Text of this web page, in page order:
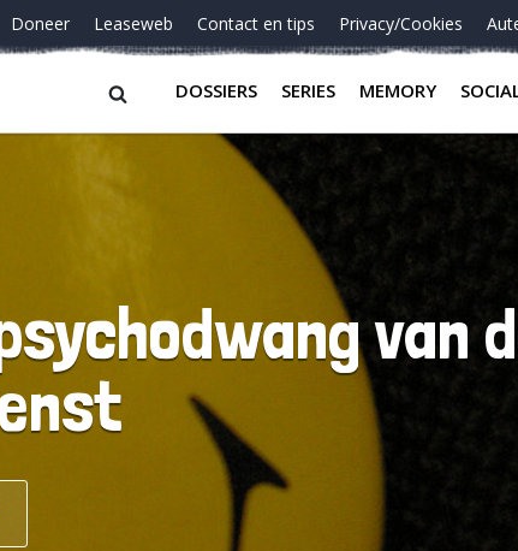
Doneer Leaseweb Contact en tips Privacy/Cookies
DOSSIERS SERIES MEMORY
van